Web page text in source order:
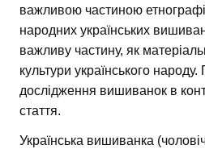
важливою частиною
народних українських
важливу частину, як
культури українського
дослідження вишиванок в
стаття.
Українська вишиванка